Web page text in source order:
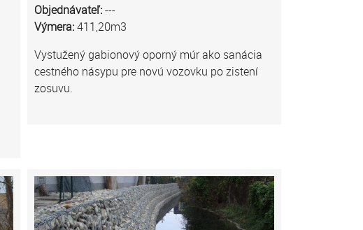
Objednávateľ:---
Výmera:411,20m3
Vystužený gabionový oporný múr ako sanácia
cestného násypu pre novú vozovku po zistení
zosuvu.